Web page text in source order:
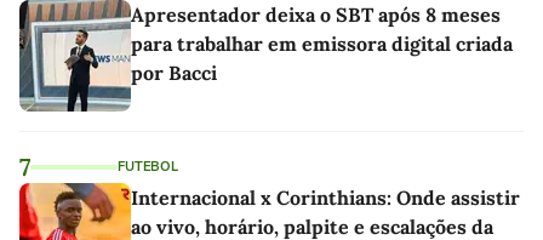
Apresentador deixa o SBT após 8 meses
para trabalhar em emissora digital criada
por Bacci
7 FUTEBOL
Internacional x Corinthians: Onde assistir
ao vivo, horário, palpite e escalações da